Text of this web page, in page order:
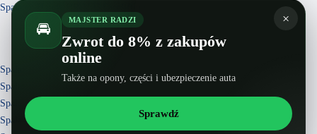
Spalanie Honda HR-V II Facelifting
Spalanie Nissan Quest III Facelifting
Spalanie Audi A3 8L
Spalanie SsangYong Rexton Y250
Spalanie AC Cobra I
×
🚘 MAJSTER RADZI
Zwrot do 8% z zakupów
online
Także na opony, części i ubezpieczenie auta
Sprawdź